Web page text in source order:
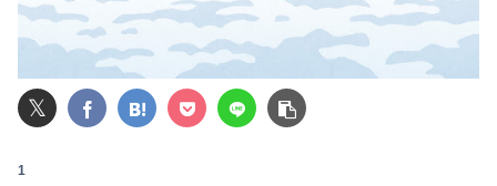
この小さな出来事でこの実行力の差よ…と人生そのものが心配になってしまう
【画像】アナウンサーさん(26)、地上波で自前のJKコスプレを披露wwwwwww
𝕏
1